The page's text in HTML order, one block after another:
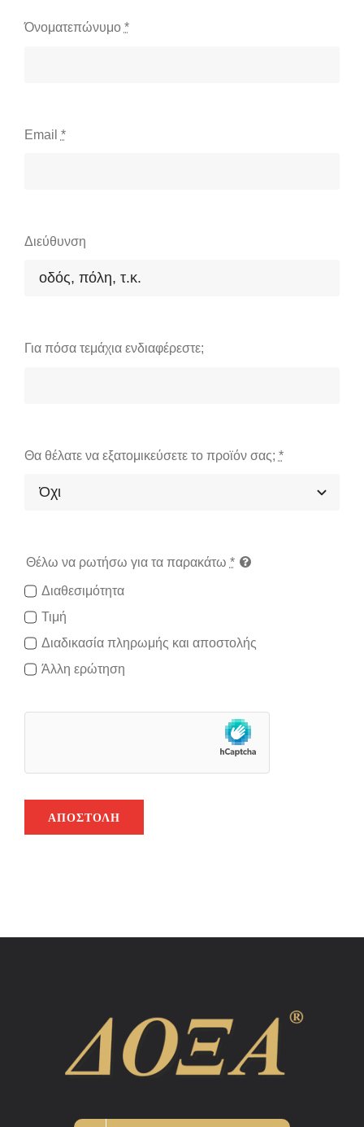
Όνοματεπώνυμο *
Email *
Διεύθυνση
Για πόσα τεμάχια ενδιαφέρεστε;
Θα θέλατε να εξατομικεύσετε το προϊόν σας; *
Θέλω να ρωτήσω για τα παρακάτω *
Διαθεσιμότητα
Τιμή
Διαδικασία πληρωμής και αποστολής
Άλλη ερώτηση
ΑΠΟΣΤΟΛΉ